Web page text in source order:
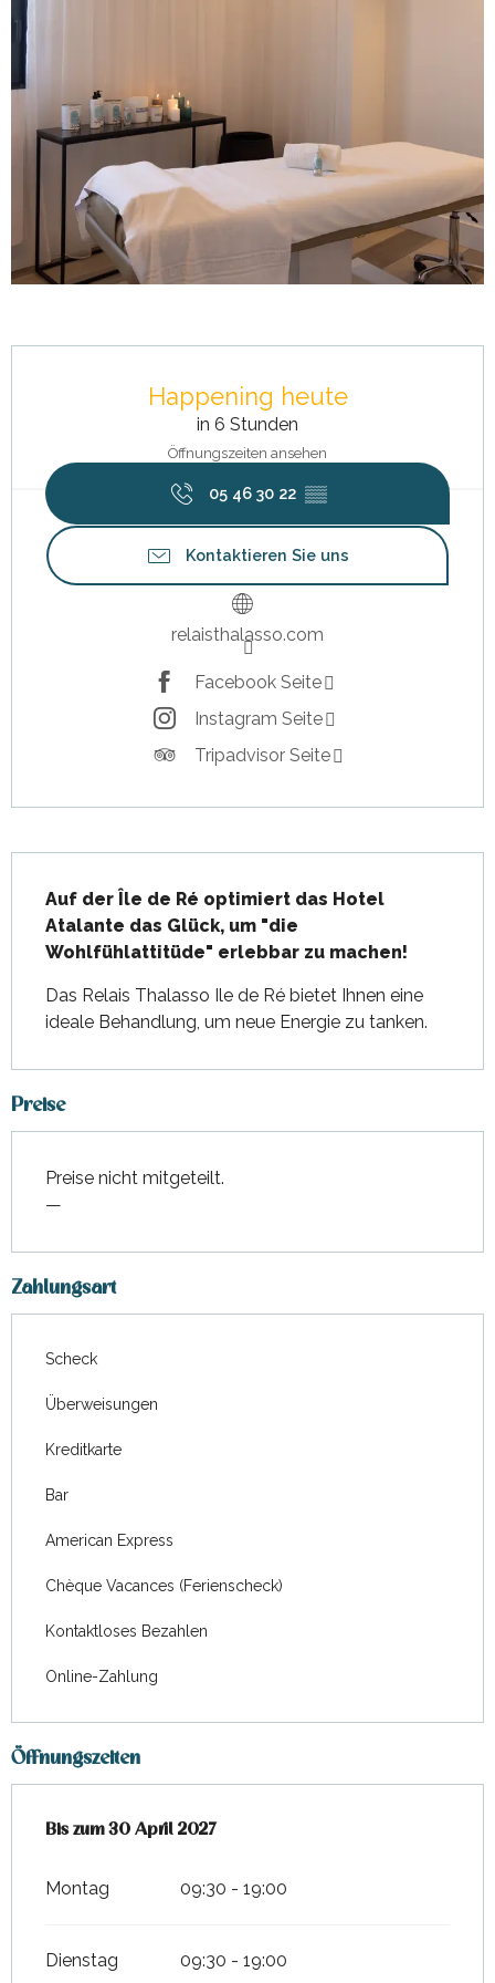
Happening heute
in 6 Stunden
Öffnungszeiten ansehen
05 46 30 22 ▒▒
Kontaktieren Sie uns
relaisthalasso.com
Facebook Seite
Instagram Seite
Tripadvisor Seite
Auf der Île de Ré optimiert das Hotel
Atalante das Glück, um "die
Wohlfühlattitüde" erlebbar zu machen!
Das Relais Thalasso Ile de Ré bietet Ihnen eine
ideale Behandlung, um neue Energie zu tanken.
Preise
Preise nicht mitgeteilt.
—
Zahlungsart
Scheck
Überweisungen
Kreditkarte
Bar
American Express
Chèque Vacances (Ferienscheck)
Kontaktloses Bezahlen
Online-Zahlung
Öffnungszeiten
vom20 April 2026bis zum
Bis zum30 April 2027
Montag 09:30 - 19:00
Dienstag 09:30 - 19:00